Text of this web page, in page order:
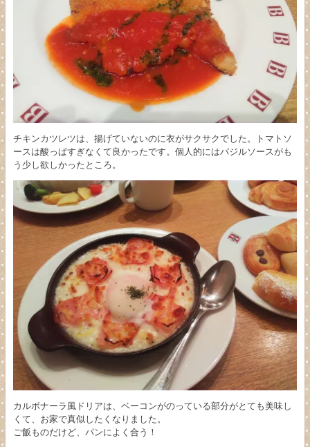
チキンカツレツは、揚げていないのに衣がサクサクでした。トマトソ
ースは酸っぱすぎなくて良かったです。個人的にはバジルソースがも
う少し欲しかったところ。
カルボナーラ風ドリアは、ベーコンがのっている部分がとても美味し
くて、お家で真似したくなりました。
ご飯ものだけど、パンによく合う！